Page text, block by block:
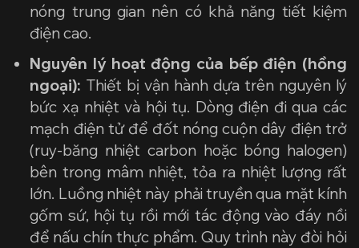
nóng trung gian nên có khả năng tiết kiệm
điện cao.
Nguyên lý hoạt động của bếp điện (hồng
ngoại): Thiết bị vận hành dựa trên nguyên lý
bức xạ nhiệt và hội tụ. Dòng điện đi qua các
mạch điện tử để đốt nóng cuộn dây điện trở
(ruy-băng nhiệt carbon hoặc bóng halogen)
bên trong mâm nhiệt, tỏa ra nhiệt lượng rất
lớn. Luồng nhiệt này phải truyền qua mặt kính
gốm sứ, hội tụ rồi mới tác động vào đáy nồi
để nấu chín thực phẩm. Quy trình này đòi hỏi